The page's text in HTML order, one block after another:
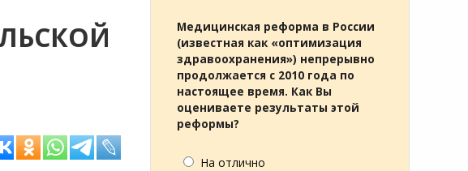
Медицинская реформа в России
(известная как «оптимизация
здравоохранения») непрерывно
продолжается с 2010 года по
настоящее время. Как Вы
оцениваете результаты этой
реформы?
На отлично